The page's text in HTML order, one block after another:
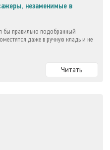
незаменимые в
бы правильно подобранный
даже в ручную кладь и не
Читать